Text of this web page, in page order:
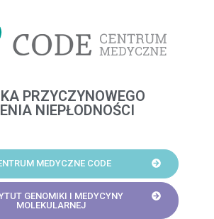
PRZYCZYNOWEGO
NIEPŁODNOŚCI
MEDYCZNE CODE
GENOMIKI I MEDYCYNY
MOLEKULARNEJ